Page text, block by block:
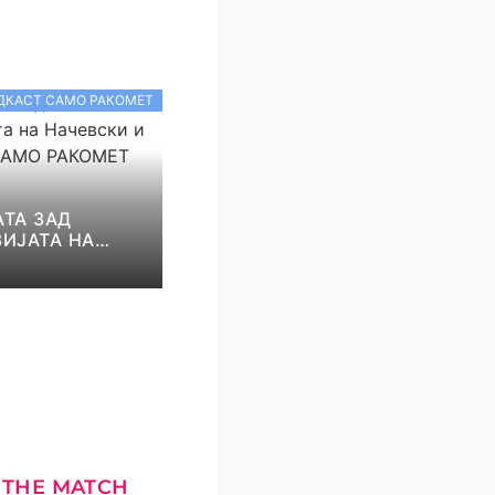
САМО РАКОМЕТ
ЗАД
НА
И НИКОЛОВ!
С5Е8
MATCH